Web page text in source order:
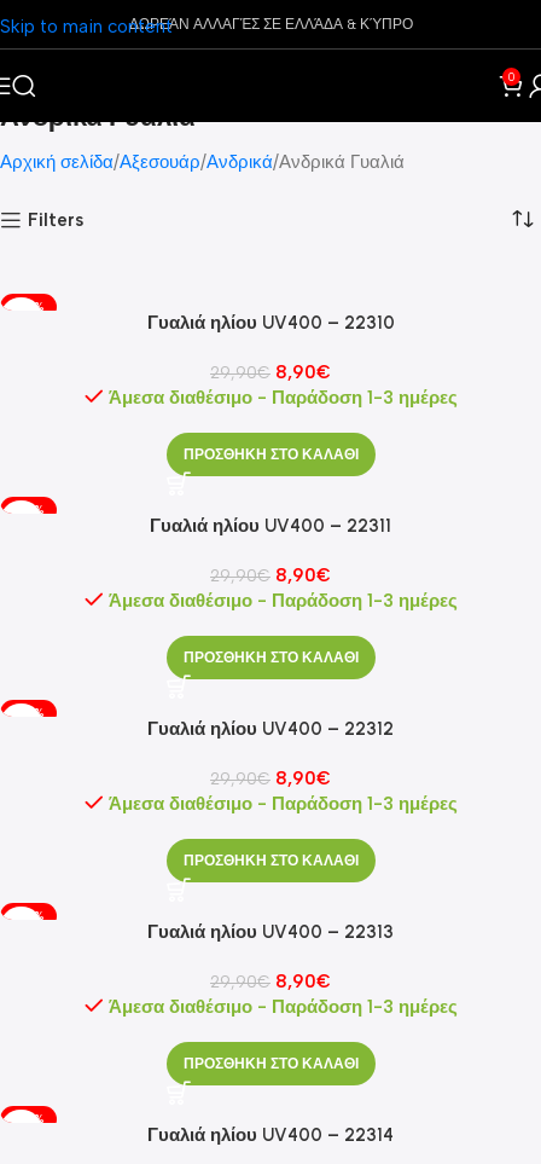
Skip to main contentΔΩΡΕΆΝ ΑΛΛΑΓΈΣ ΣΕ ΕΛΛΆΔΑ & ΚΎΠΡΟ
0
Ανδρικά Γυαλιά
Αρχική σελίδα Αξεσουάρ Ανδρικά Ανδρικά Γυαλιά
Filters
-70%
Γυαλιά ηλίου UV400 – 22310
29,90€ 8,90€
Άμεσα διαθέσιμο - Παράδοση 1-3 ημέρες
ΠΡΟΣΘΗΚΗ ΣΤΟ ΚΑΛΑΘΙ
-70%
Γυαλιά ηλίου UV400 – 22311
29,90€ 8,90€
Άμεσα διαθέσιμο - Παράδοση 1-3 ημέρες
ΠΡΟΣΘΗΚΗ ΣΤΟ ΚΑΛΑΘΙ
-70%
Γυαλιά ηλίου UV400 – 22312
29,90€ 8,90€
Άμεσα διαθέσιμο - Παράδοση 1-3 ημέρες
ΠΡΟΣΘΗΚΗ ΣΤΟ ΚΑΛΑΘΙ
-70%
Γυαλιά ηλίου UV400 – 22313
29,90€ 8,90€
Άμεσα διαθέσιμο - Παράδοση 1-3 ημέρες
ΠΡΟΣΘΗΚΗ ΣΤΟ ΚΑΛΑΘΙ
-70%
Γυαλιά ηλίου UV400 – 22314